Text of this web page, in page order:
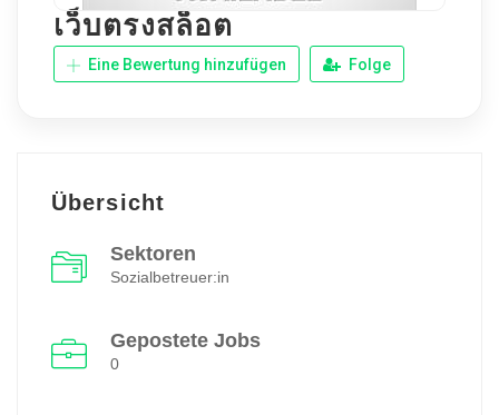
เว็บตรงสล็อต
Eine Bewertung hinzufügen Folge
Übersicht
Sektoren
Sozialbetreuer:in
Gepostete Jobs
0